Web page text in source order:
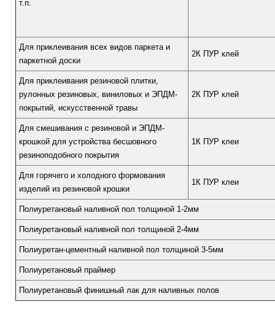
т.п.
Для приклеивания всех видов паркета и
паркетной доски
2К ПУР клей
Для приклеивания резиновой плитки,
рулонных резиновых, виниловых и ЭПДМ-
покрытий, искусственной травы
2К ПУР клей
Для смешивания с резиновой и ЭПДМ-
крошкой для устройства бесшовного
резиноподобного покрытия
1К ПУР клеи
Для горячего и холодного формования
изделий из резиновой крошки
1К ПУР клеи
Полиуретановый наливной пол толщиной 1-2мм
Полиуретановый наливной пол толщиной 2-4мм
Полиуретан-цементный наливной пол толщиной 3-5мм
Полиуретановый праймер
Полиуретановый финишный лак для наливных полов